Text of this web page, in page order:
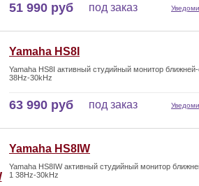
51 990 руб под заказ
Yamaha HS8I
Yamaha HS8I активный студийный монитор
38Hz-30kHz
63 990 руб под заказ
Yamaha HS8IW
Yamaha HS8IW активный студийный монитор
1 38Hz-30kHz